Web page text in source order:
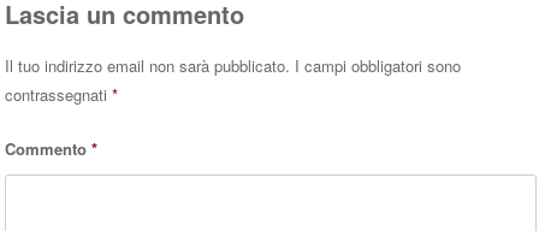
Lascia un commento
Il tuo indirizzo email non sarà pubblicato. I campi obbligatori sono
contrassegnati*
Commento*